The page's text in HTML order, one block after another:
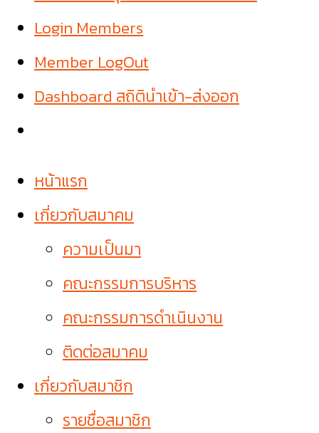
Login Members
Member LogOut
Dashboard สถิตินำเข้า-ส่งออก
หน้าแรก
เกี่ยวกับสมาคม
ความเป็นมา
คณะกรรมการบริหาร
คณะกรรมการดำเนินงาน
ติดต่อสมาคม
เกี่ยวกับสมาชิก
รายชื่อสมาชิก